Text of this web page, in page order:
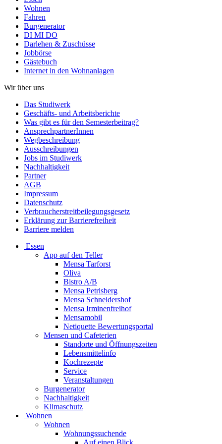
Wohnen
Fahren
Burgenerator
DI MI DO
Darlehen & Zuschüsse
Jobbörse
Gästebuch
Internet in den Wohnanlagen
Wir über uns
Das Studiwerk
Geschäfts- und Arbeitsberichte
Was gibt es für den Semesterbeitrag?
AnsprechpartnerInnen
Wegbeschreibung
Ausschreibungen
Jobs im Studiwerk
Nachhaltigkeit
Partner
AGB
Impressum
Datenschutz
Verbraucherstreitbeilegungsgesetz
Erklärung zur Barrierefreiheit
Barriere melden
Essen
App auf den Teller
Mensa Tarforst
Oliva
Bistro A/B
Mensa Petrisberg
Mensa Schneidershof
Mensa Irminenfreihof
Mensamobil
Netiquette Bewertungsportal
Mensen und Cafeterien
Standorte und Öffnungszeiten
Lebensmittelinfo
Kochrezepte
Service
Veranstaltungen
Burgenerator
Nachhaltigkeit
Klimaschutz
Wohnen
Wohnen
Wohnungssuchende